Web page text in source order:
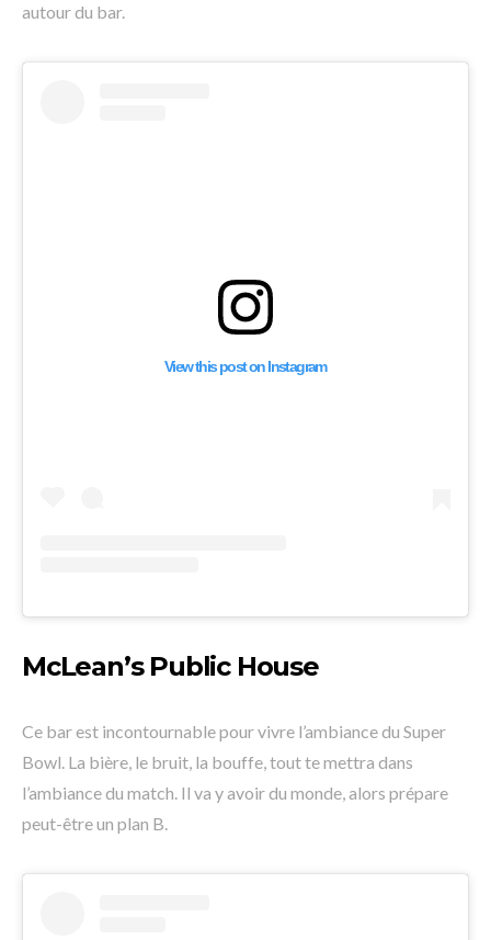
autour du bar.
View this post on Instagram
McLean’s Public House
Ce bar est incontournable pour vivre l’ambiance du Super
Bowl. La bière, le bruit, la bouffe, tout te mettra dans
l’ambiance du match. Il va y avoir du monde, alors prépare
peut-être un plan B.